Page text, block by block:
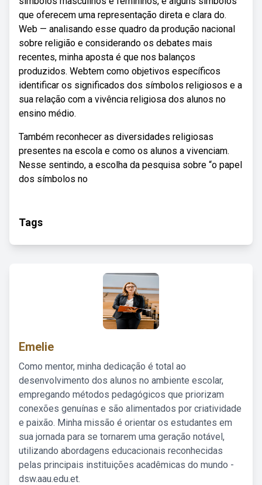
que oferecem uma representação direta e clara do.
Web — analisando esse quadro da produção nacional
sobre religião e considerando os debates mais
recentes, minha aposta é que nos balanços
produzidos. Webtem como objetivos específicos
identificar os significados dos símbolos religiosos e a
sua relação com a vivência religiosa dos alunos no
ensino médio.
Também reconhecer as diversidades religiosas
presentes na escola e como os alunos a vivenciam.
Nesse sentindo, a escolha da pesquisa sobre “o papel
dos símbolos no
Tags
Emelie
Como mentor, minha dedicação é total ao
desenvolvimento dos alunos no ambiente escolar,
empregando métodos pedagógicos que priorizam
conexões genuínas e são alimentados por criatividade
e paixão. Minha missão é orientar os estudantes em
sua jornada para se tornarem uma geração notável,
utilizando abordagens educacionais reconhecidas
pelas principais instituições acadêmicas do mundo -
dsw.aau.edu.et.